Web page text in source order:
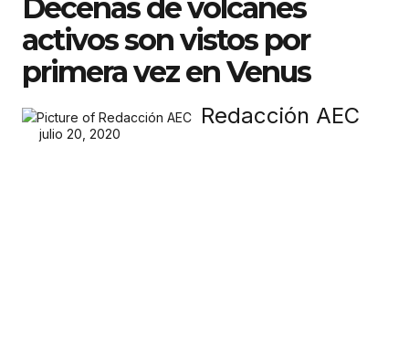
Decenas de volcanes
activos son vistos por
primera vez en Venus
Redacción AEC
julio 20, 2020